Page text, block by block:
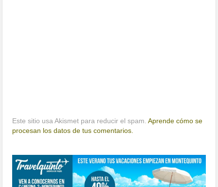
Este sitio usa Akismet para reducir el spam.Aprende cómo se
procesan los datos de tus comentarios.